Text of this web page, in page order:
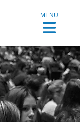
MENU